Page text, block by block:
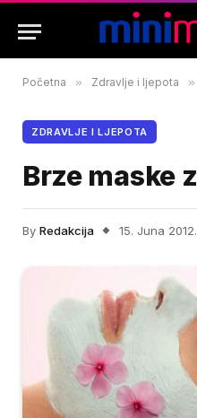
Početna » Zdravlje i ljepota »
ZDRAVLJE I LJEPOTA
Brze maske
By Redakcija 15. Juna 2012.